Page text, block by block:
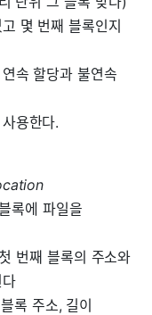
몇 번째 블록인지
속 할당과 불연속
용한다.
록에 파일을
번째 블록의 주소와
록 주소, 길이